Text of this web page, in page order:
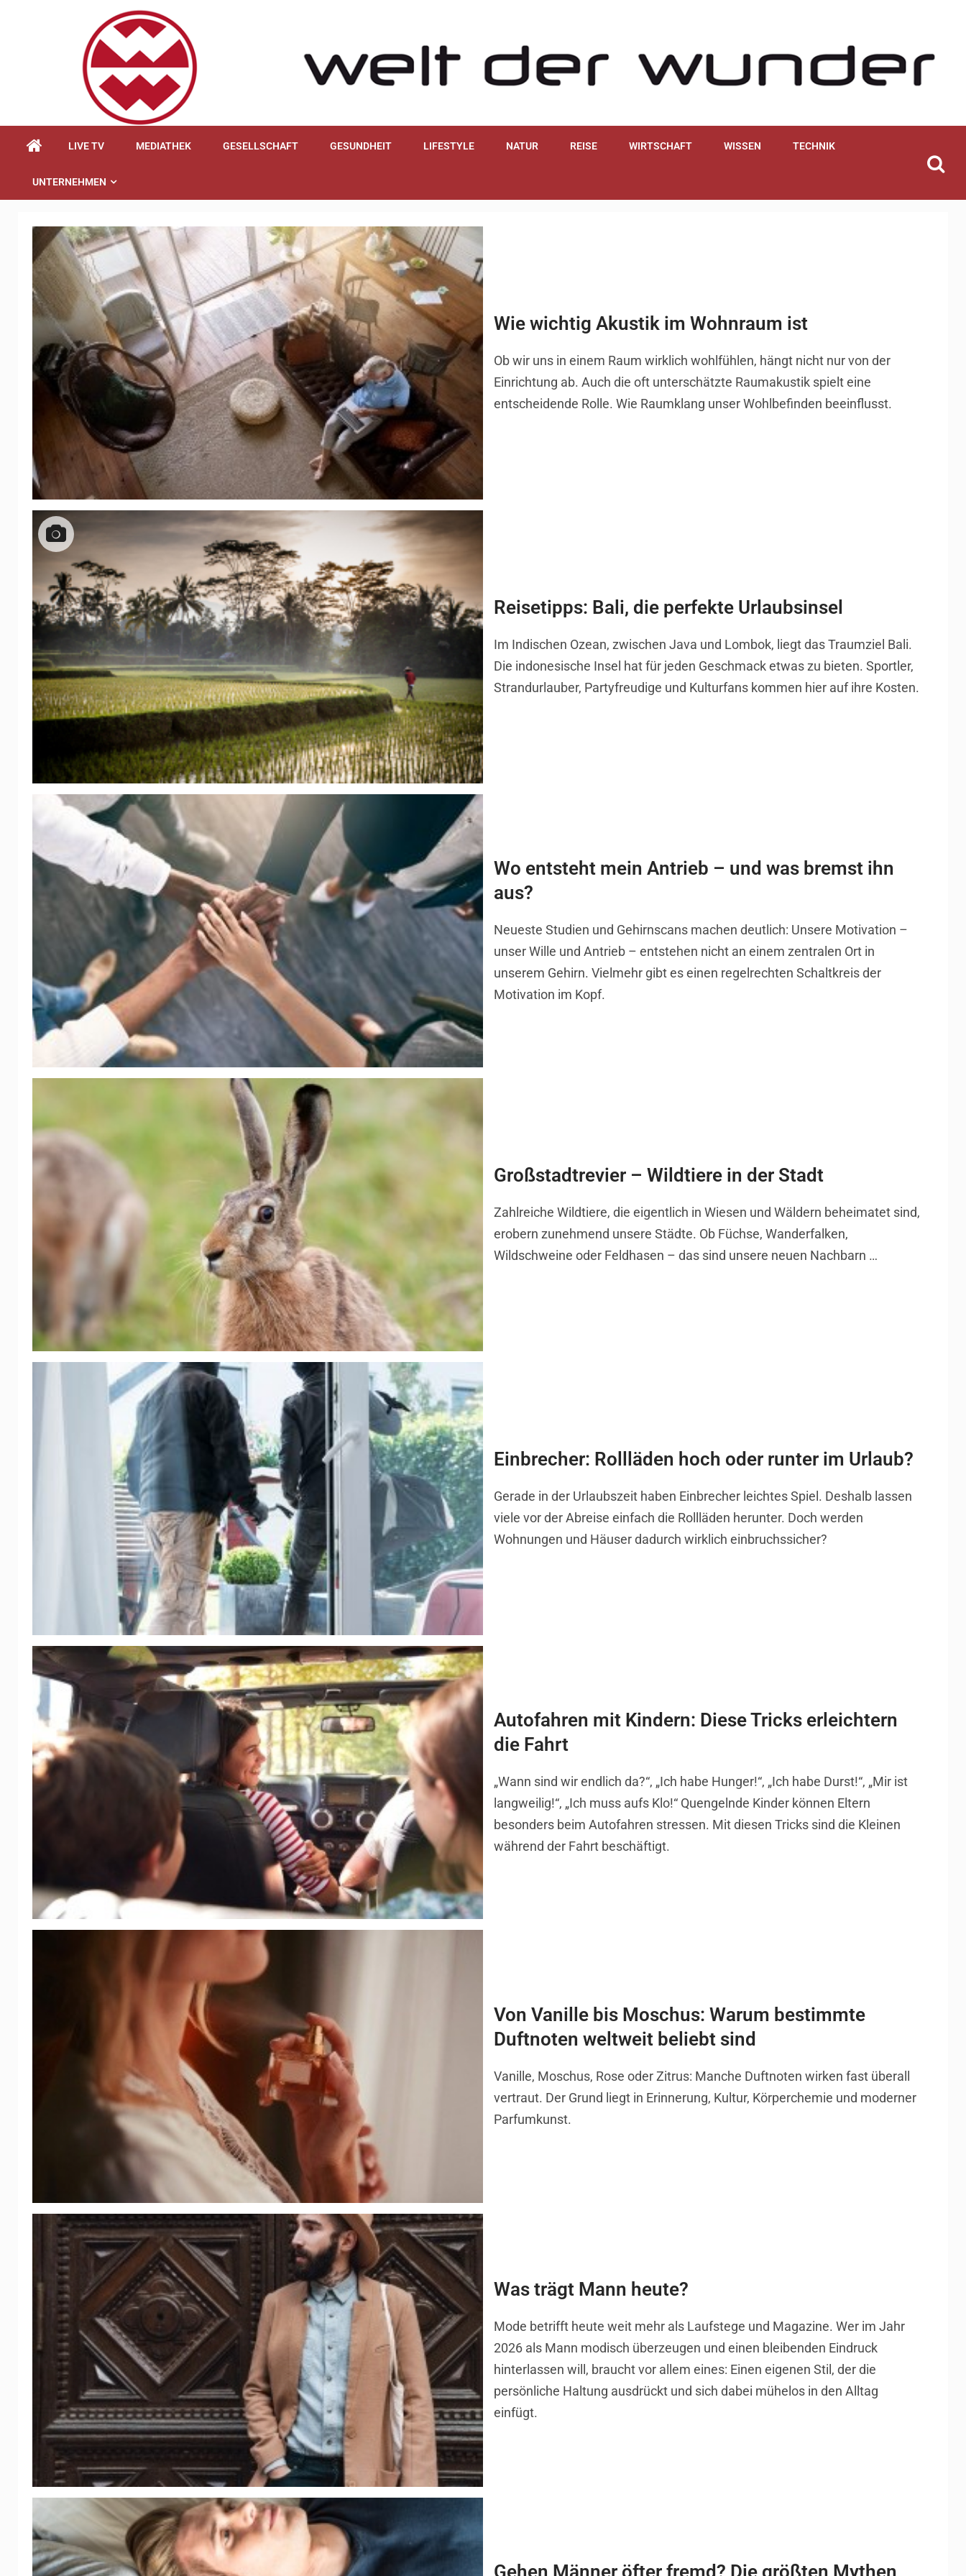
LIVE TV MEDIATHEK GESELLSCHAFT GESUNDHEIT LIFESTYLE NATUR REISE WIRTSCHAFT WISSEN TECHNIK
UNTERNEHMEN
Wie wichtig Akustik im Wohnraum ist
Ob wir uns in einem Raum wirklich wohlfühlen, hängt nicht nur von der
Einrichtung ab. Auch die oft unterschätzte Raumakustik spielt eine
entscheidende Rolle. Wie Raumklang unser Wohlbefinden beeinflusst.
Reisetipps: Bali, die perfekte Urlaubsinsel
Im Indischen Ozean, zwischen Java und Lombok, liegt das Traumziel Bali.
Die indonesische Insel hat für jeden Geschmack etwas zu bieten. Sportler,
Strandurlauber, Partyfreudige und Kulturfans kommen hier auf ihre Kosten.
Wo entsteht mein Antrieb – und was bremst ihn
aus?
Neueste Studien und Gehirnscans machen deutlich: Unsere Motivation –
unser Wille und Antrieb – entstehen nicht an einem zentralen Ort in
unserem Gehirn. Vielmehr gibt es einen regelrechten Schaltkreis der
Motivation im Kopf.
Großstadtrevier – Wildtiere in der Stadt
Zahlreiche Wildtiere, die eigentlich in Wiesen und Wäldern beheimatet sind,
erobern zunehmend unsere Städte. Ob Füchse, Wanderfalken,
Wildschweine oder Feldhasen – das sind unsere neuen Nachbarn …
Einbrecher: Rollläden hoch oder runter im Urlaub?
Gerade in der Urlaubszeit haben Einbrecher leichtes Spiel. Deshalb lassen
viele vor der Abreise einfach die Rollläden herunter. Doch werden
Wohnungen und Häuser dadurch wirklich einbruchssicher?
Autofahren mit Kindern: Diese Tricks erleichtern
die Fahrt
„Wann sind wir endlich da?“, „Ich habe Hunger!“, „Ich habe Durst!“, „Mir ist
langweilig!“, „Ich muss aufs Klo!“ Quengelnde Kinder können Eltern
besonders beim Autofahren stressen. Mit diesen Tricks sind die Kleinen
während der Fahrt beschäftigt.
Von Vanille bis Moschus: Warum bestimmte
Duftnoten weltweit beliebt sind
Vanille, Moschus, Rose oder Zitrus: Manche Duftnoten wirken fast überall
vertraut. Der Grund liegt in Erinnerung, Kultur, Körperchemie und moderner
Parfumkunst.
Was trägt Mann heute?
Mode betrifft heute weit mehr als Laufstege und Magazine. Wer im Jahr
2026 als Mann modisch überzeugen und einen bleibenden Eindruck
hinterlassen will, braucht vor allem eines: Einen eigenen Stil, der die
persönliche Haltung ausdrückt und sich dabei mühelos in den Alltag
einfügt.
Gehen Männer öfter fremd? Die größten Mythen